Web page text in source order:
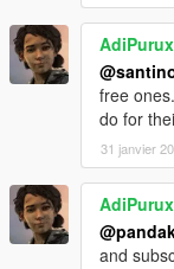
AdiPurux
free
do for
31 janvier
AdiPurux
and